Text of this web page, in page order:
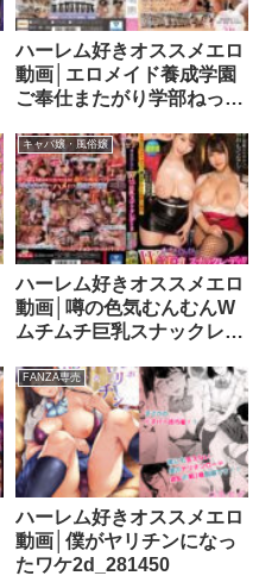
ハーレム好きオススメエロ
動画│エロメイド養成学園
ご奉仕またがり学部ねっち
学科mird00244
キャバ嬢・風俗嬢
ハーレム好きオススメエロ
動画│噂の色気むんむんW
ムチムチ巨乳スナックレデ
ッパイ揉み放題！濃厚接客
で興奮ビンビン逆3Pハー
レム乱交hjmo00452
FANZA専売
ハーレム好きオススメエロ
動画│僕がヤリチンになっ
たワケ2d_281450